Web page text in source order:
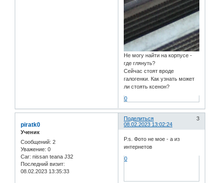
Не могу найти на корпусе -
где глянуть?
Сейчас стоят вроде
галогенки. Как узнать может
ли стоять ксенон?
0
Поделиться
3
08.02.2023 13:02:24
piratk0
Ученик
Сообщений: 2
Уважение: 0
Car: nissan teana J32
Последний визит:
08.02.2023 13:35:33
P.s. Фото не мое - а из
интернетов
0